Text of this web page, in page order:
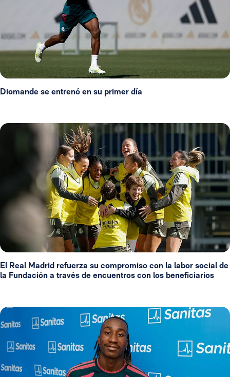
Diomande se entrenó en su primer día
El Real Madrid refuerza su compromiso con la labor social de
la Fundación a través de encuentros con los beneficiarios